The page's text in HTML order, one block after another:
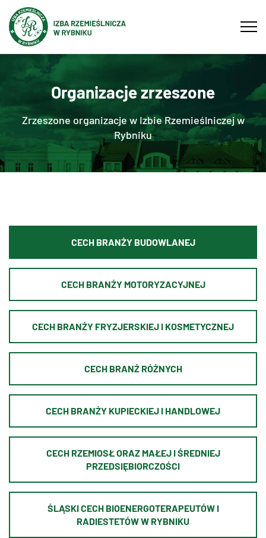
Organizacje zrzeszone
Zrzeszone organizacje w Izbie Rzemieślniczej w
Rybniku
CECH BRANŻY BUDOWLANEJ
CECH BRANŻY MOTORYZACYJNEJ
CECH BRANŻY FRYZJERSKIEJ I KOSMETYCZNEJ
CECH BRANŻ RÓŻNYCH
CECH BRANŻY KUPIECKIEJ I HANDLOWEJ
CECH RZEMIOSŁ ORAZ MAŁEJ I ŚREDNIEJ
PRZEDSIĘBIORCZOŚCI
ŚLĄSKI CECH BIOENERGOTERAPEUTÓW I
RADIESTETÓW W RYBNIKU